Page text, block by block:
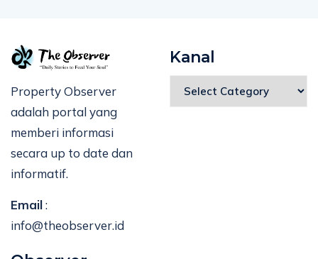
Property Observer
adalah portal yang
memberi informasi
secara up to date dan
informatif.
Email:
info@theobserver.id
Kanal